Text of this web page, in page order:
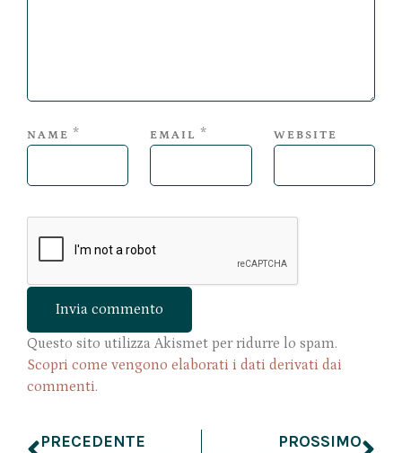
NAME * EMAIL * WEBSITE
Questo sito utilizza Akismet per ridurre lo spam.
Scopri come vengono elaborati i dati derivati dai
commenti.
PRECEDENTE PROSSIMO